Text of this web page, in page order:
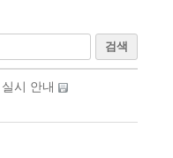
검색
시 안내